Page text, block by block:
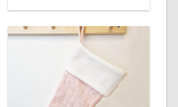
priset
299 kr.
priset
249 kr.